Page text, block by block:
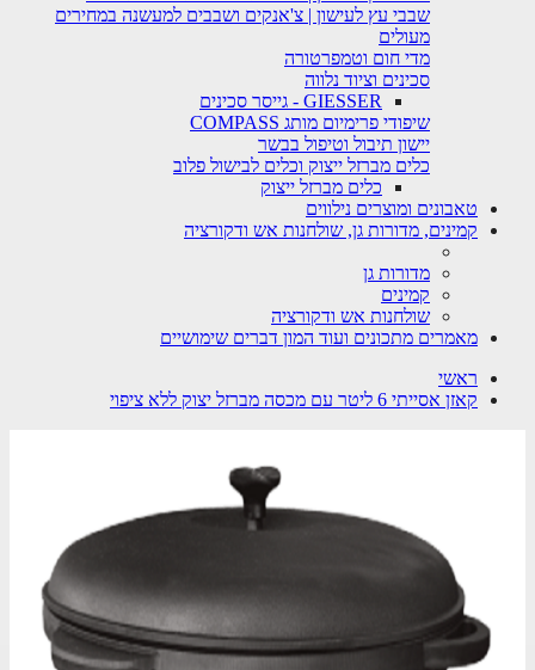
שבבי עץ לעישון | צ'אנקים ושבבים למעשנה במחירים
מעולים
מדי חום וטמפרטורה
סכינים וציוד נלווה
GIESSER - גייסר סכינים
שיפודי פרימיום מותג COMPASS
יישון תיבול וטיפול בבשר
כלים מברזל ייצוק וכלים לבישול פלוב
כלים מברזל ייצוק
טאבונים ומוצרים נילווים
קמינים, מדורות גן, שולחנות אש ודקורציה
מדורות גן
קמינים
שולחנות אש ודקורציה
מאמרים מתכונים ועוד המון דברים שימושיים
ראשי
קאזן אסייתי 6 ליטר עם מכסה מברזל יצוק ללא ציפוי